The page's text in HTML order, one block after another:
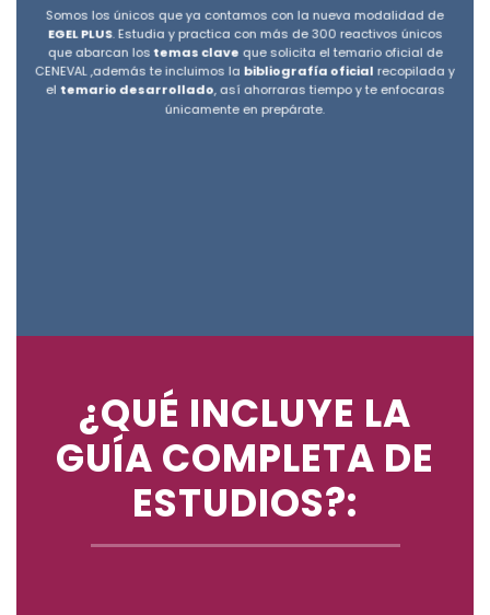
Somos los únicos que ya contamos con la nueva modalidad de
EGEL PLUS. Estudia y practica con más de 300 reactivos únicos
que abarcan lostemas clave que solicita el temario oficial de
CENEVAL ,además te incluimos la bibliografía oficial recopilada y
el temario desarrollado, así ahorraras tiempo y te enfocaras
únicamente en prepárate.
¿QUÉ INCLUYE LA
GUÍA COMPLETA DE
ESTUDIOS?: